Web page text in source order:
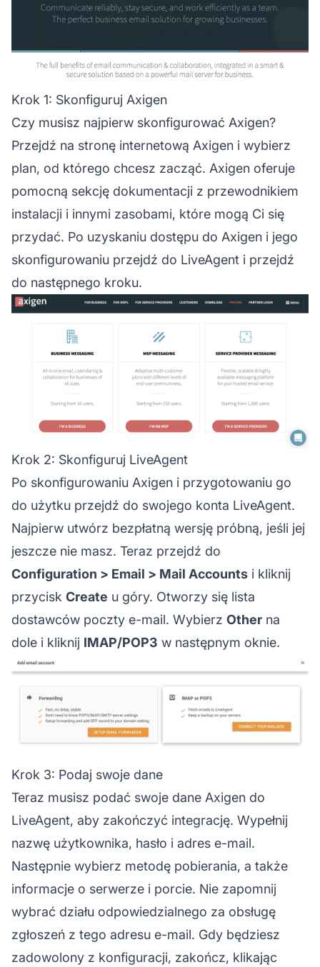
Krok 1: Skonfiguruj Axigen
Czy musisz najpierw skonfigurować Axigen?
Przejdź na stronę internetową Axigen i wybierz
plan, od którego chcesz zacząć. Axigen oferuje
pomocną sekcję dokumentacji z przewodnikiem
instalacji i innymi zasobami, które mogą Ci się
przydać. Po uzyskaniu dostępu do Axigen i jego
skonfigurowaniu przejdź do LiveAgent i przejdź
do następnego kroku.
Krok 2: Skonfiguruj LiveAgent
Po skonfigurowaniu Axigen i przygotowaniu go
do użytku przejdź do swojego konta LiveAgent.
Najpierw utwórz bezpłatną wersję próbną, jeśli jej
jeszcze nie masz. Teraz przejdź do
Configuration > Email > Mail Accounts i kliknij
przycisk Create u góry. Otworzy się lista
dostawców poczty e-mail. Wybierz Other na
dole i kliknij IMAP/POP3 w następnym oknie.
Krok 3: Podaj swoje dane
Teraz musisz podać swoje dane Axigen do
LiveAgent, aby zakończyć integrację. Wypełnij
nazwę użytkownika, hasło i adres e-mail.
Następnie wybierz metodę pobierania, a także
informacje o serwerze i porcie. Nie zapomnij
wybrać działu odpowiedzialnego za obsługę
zgłoszeń z tego adresu e-mail. Gdy będziesz
zadowolony z konfiguracji, zakończ, klikając